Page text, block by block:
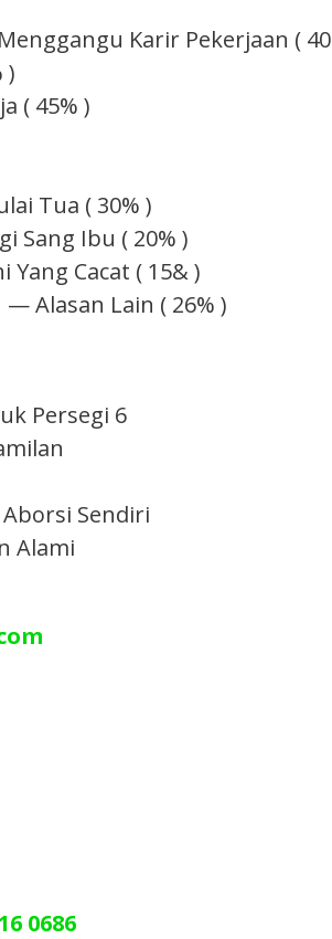
Karir Pekerjaan (
)
( 45% )
Tua ( 30% )
Sang Ibu ( 20% )
Cacat ( 15& )
Alasan Lain ( 26% )
Persegi 6
Sendiri
Alami
0686